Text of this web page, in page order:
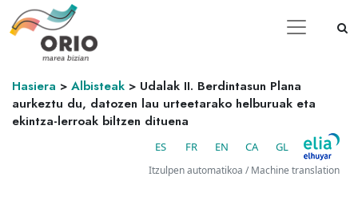
Hasiera > Albisteak > Udalak II. Berdintasun Plana
aurkeztu du, datozen lau urteetarako helburuak eta
ekintza-lerroak biltzen dituena
ES FR EN CA GL
Itzulpen automatikoa / Machine translation